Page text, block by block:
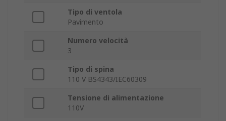
Tipo di ventola
Pavimento
Numero velocità
3
Tipo di spina
110 V BS4343/IEC60309
Tensione di alimentazione
110V